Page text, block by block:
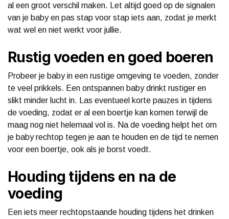
al een groot verschil maken. Let altijd goed op de signalen
van je baby en pas stap voor stap iets aan, zodat je merkt
wat wel en niet werkt voor jullie.
Rustig voeden en goed boeren
Probeer je baby in een rustige omgeving te voeden, zonder
te veel prikkels. Een ontspannen baby drinkt rustiger en
slikt minder lucht in. Las eventueel korte pauzes in tijdens
de voeding, zodat er al een boertje kan komen terwijl de
maag nog niet helemaal vol is. Na de voeding helpt het om
je baby rechtop tegen je aan te houden en de tijd te nemen
voor een boertje, ook als je borst voedt.
Houding tijdens en na de
voeding
Een iets meer rechtopstaande houding tijdens het drinken